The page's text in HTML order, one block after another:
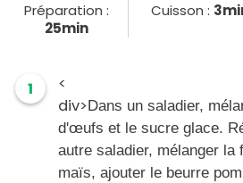
Préparation :
25min
Cuisson :
1
<
div>Dans un saladier,
d'œufs et le sucre glace.
autre saladier, mélanger la
maïs, ajouter le beurre